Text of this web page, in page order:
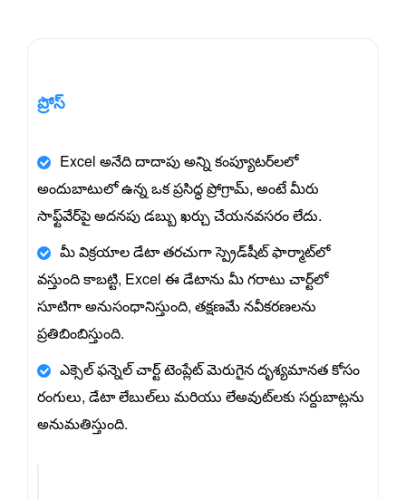
ప్రోస్
Excel అనేది దాదాపు అన్ని కంప్యూటర్‌లలో
అందుబాటులో ఉన్న ఒక ప్రసిద్ధ ప్రోగ్రామ్, అంటే మీరు
సాఫ్ట్‌వేర్‌పై అదనపు డబ్బు ఖర్చు చేయనవసరం లేదు.
మీ విక్రయాల డేటా తరచుగా స్ప్రెడ్‌షీట్ ఫార్మాట్‌లో
వస్తుంది కాబట్టి, Excel ఈ డేటాను మీ గరాటు చార్ట్‌లో
సూటిగా అనుసంధానిస్తుంది, తక్షణమే నవీకరణలను
ప్రతిబింబిస్తుంది.
ఎక్సెల్ ఫన్నెల్ చార్ట్ టెంప్లేట్ మెరుగైన దృశ్యమానత కోసం
రంగులు, డేటా లేబుల్‌లు మరియు లేఅవుట్‌లకు సర్దుబాట్లను
అనుమతిస్తుంది.